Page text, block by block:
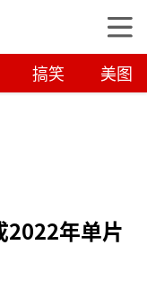
搞笑 美图
2022年单片